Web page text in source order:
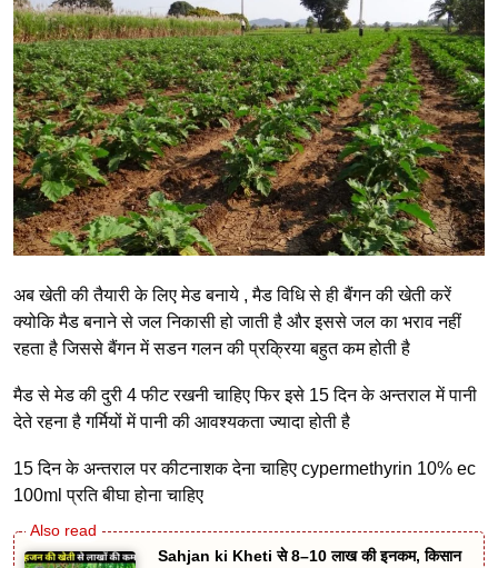
अब खेती की तैयारी के लिए मेड बनाये , मैड विधि से ही बैंगन की खेती करें
क्योकि मैड बनाने से जल निकासी हो जाती है और इससे जल का भराव नहीं
रहता है जिससे बैंगन में सडन गलन की प्रक्रिया बहुत कम होती है
मैड से मेड की दुरी 4 फीट रखनी चाहिए फिर इसे 15 दिन के अन्तराल में पानी
देते रहना है गर्मियों में पानी की आवश्यकता ज्यादा होती है
15 दिन के अन्तराल पर कीटनाशक देना चाहिए cypermethyrin 10% ec
100ml प्रति बीघा होना चाहिए
Sahjan ki Kheti से 8–10 लाख की इनकम, किसान